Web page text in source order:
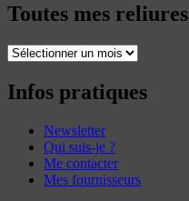
Toutes mes reliures
Toutes
reliures
Infos pratiques
Newsletter
Qui suis-je ?
Me contacter
Mes fournisseurs